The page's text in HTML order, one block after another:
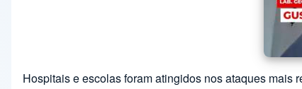
Hospitais e escolas foram atingidos nos ataques